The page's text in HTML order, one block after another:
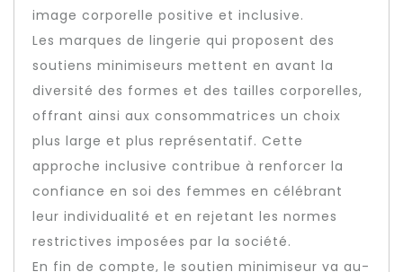
image corporelle positive et inclusive.
Les marques de lingerie qui proposent des
soutiens minimiseurs mettent en avant la
diversité des formes et des tailles corporelles,
offrant ainsi aux consommatrices un choix
plus large et plus représentatif. Cette
approche inclusive contribue à renforcer la
confiance en soi des femmes en célébrant
leur individualité et en rejetant les normes
restrictives imposées par la société.
En fin de compte, le soutien minimiseur va au-